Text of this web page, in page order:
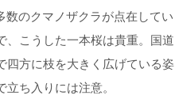
のクマノザクラが点在してい
、こうした一本桜は貴重。国道
四方に枝を大きく広げている姿
ち入りには注意。